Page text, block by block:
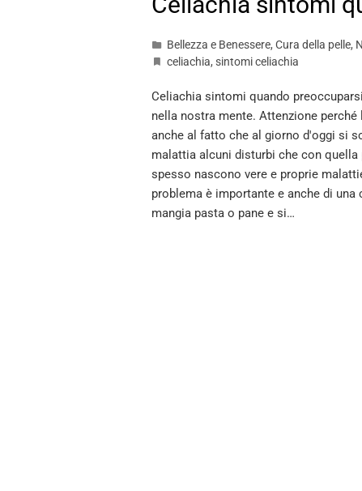
Bellezza e Benessere, Cura della pelle,
celiachia, sintomi celiachia
Celiachia sintomi quando
nella nostra mente. Attenzione
anche al fatto che al giorno d'oggi si
malattia alcuni disturbi che con
spesso nascono vere e proprie
problema è importante e anche di
mangia pasta o pane e si…